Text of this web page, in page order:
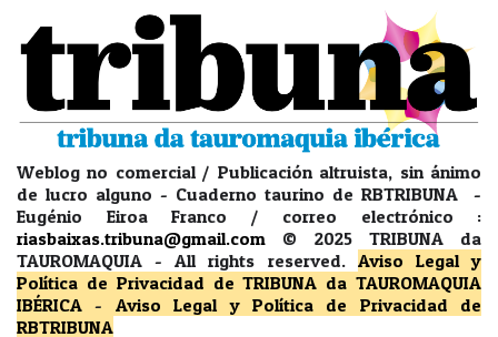
Weblog no comercial / Publicación altruista, sin ánimo
de lucro alguno - Cuaderno taurino de RBTRIBUNA -
Eugénio Eiroa Franco / correo electrónico :
riasbaixas.tribuna@gmail.com
© 2025 TRIBUNA da
TAUROMAQUIA -All rights reserved. Aviso Legal y
Política de Privacidad de TRIBUNA da TAUROMAQUIA
IBÉRICA - Aviso Legal y Política de Privacidad
de
RBTRIBUNA